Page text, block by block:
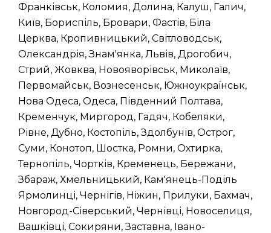
Франківськ, Коломия, Долина, Калуш, Галич,
Київ, Бориспіль, Бровари, Фастів, Біла
Церква, Кропивницький, Світловодськ,
Олександрія, Знам'янка, Львів, Дрогобич,
Стрий, Жовква, Новояворівськ, Миколаїв,
Первомайськ, Вознесенськ, Южноукраїнськ,
Нова Одеса, Одеса, Південний Полтава,
Кременчук, Миргород, Гадяч, Кобеляки,
Рівне, Дубно, Костопіль, Здолбунів, Острог,
Суми, Конотоп, Шостка, Ромни, Охтирка,
Тернопіль, Чортків, Кременець, Бережани,
Збараж, Хмельницький, Кам'янець-Поділь
Ярмолинці, Чернігів, Ніжин, Прилуки, Бахмач,
Новгород-Сіверський, Чернівці, Новоселиця,
Вашківці, Сокиряни, Заставна, Івано-